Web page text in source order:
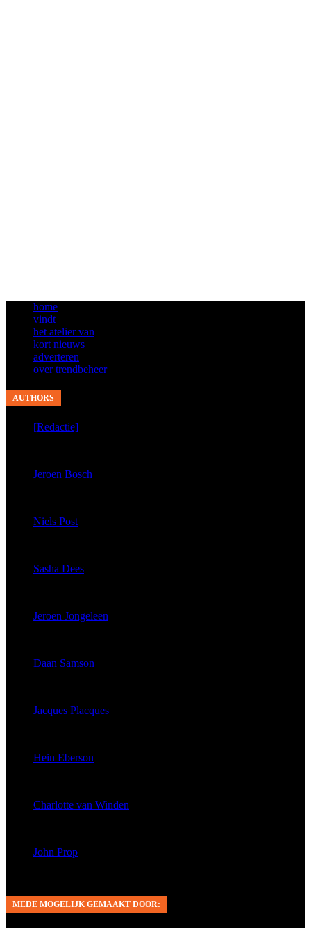
home
vindt
het atelier van
kort nieuws
adverteren
over trendbeheer
AUTHORS
[Redactie]
Jeroen Bosch
Niels Post
Sasha Dees
Jeroen Jongeleen
Daan Samson
Jacques Placques
Hein Eberson
Charlotte van Winden
John Prop
MEDE MOGELIJK GEMAAKT DOOR: